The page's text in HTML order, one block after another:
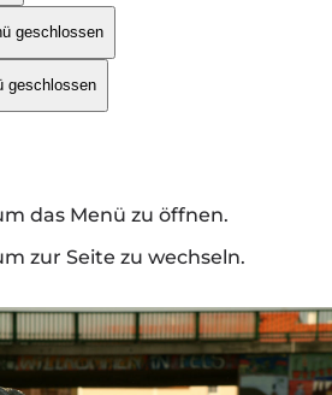
geschlossen
geschlossen
das Menü zu öffnen.
zur Seite zu wechseln.